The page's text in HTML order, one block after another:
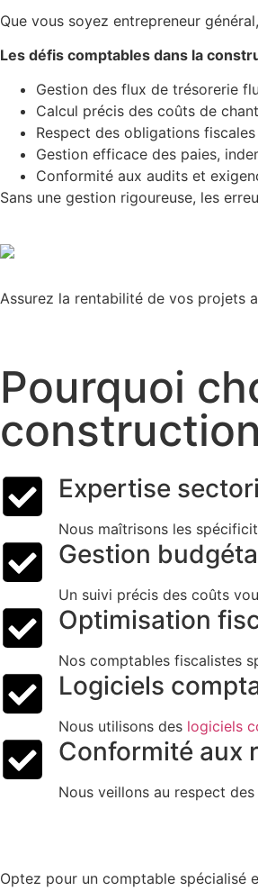
Que vous soyez entrepreneur
Les défis comptables dans la
Gestion des flux de trésorerie
Calcul précis des coûts de
Respect des obligations
Gestion efficace des paies,
Conformité aux audits et
Sans une gestion rigoureuse, les
Assurez la rentabilité de vos projets
Pourquoi
Expertise
Nous maîtrisons les
Gestion
Un suivi précis des coûts
Optimisation
Nos comptables fiscalistes
Logiciels
Nous utilisons des logiciels
Conformité aux
Nous veillons au respect
Optez pour un comptable spécialisé